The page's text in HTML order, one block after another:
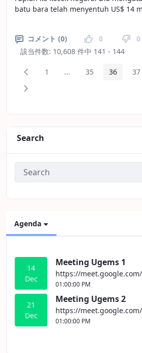
batu bara telah menyentuh US$ 14
コメント (0) 0
0
該当件数: 10,608 件中 141 - 144
前のページページ
1 ...中間ページページ
35 ページ
36 37
次のページ
Search
Agenda
14
Dec
Meeting Ugems 1
https://
01:00:00 PM
21
Dec
Meeting Ugems 2
https://
01:00:00 PM